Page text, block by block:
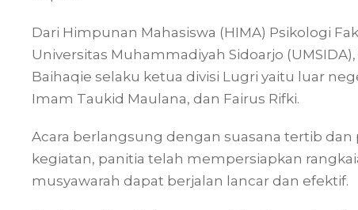
Dari Himpunan Mahasiswa (HIMA) Psikologi
Universitas Muhammadiyah Sidoarjo
Baihaqie selaku ketua divisi Lugri yaitu luar
Imam Taukid Maulana, dan Fairus Rifki.
Acara berlangsung dengan suasana tertib dan
kegiatan, panitia telah mempersiapkan
musyawarah dapat berjalan lancar dan efektif.